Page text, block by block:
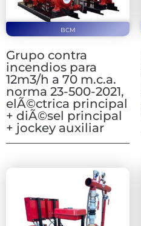
BCM
Grupo contra
incendios para
12m3/h a 70 m.c.a.
norma 23-500-2021,
elÃ©ctrica principal
+ diÃ©sel principal
+ jockey auxiliar